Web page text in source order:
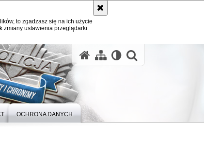
to zgadzasz się na ich użycie
zmiany ustawienia przeglądarki
OCHRONA DANYCH